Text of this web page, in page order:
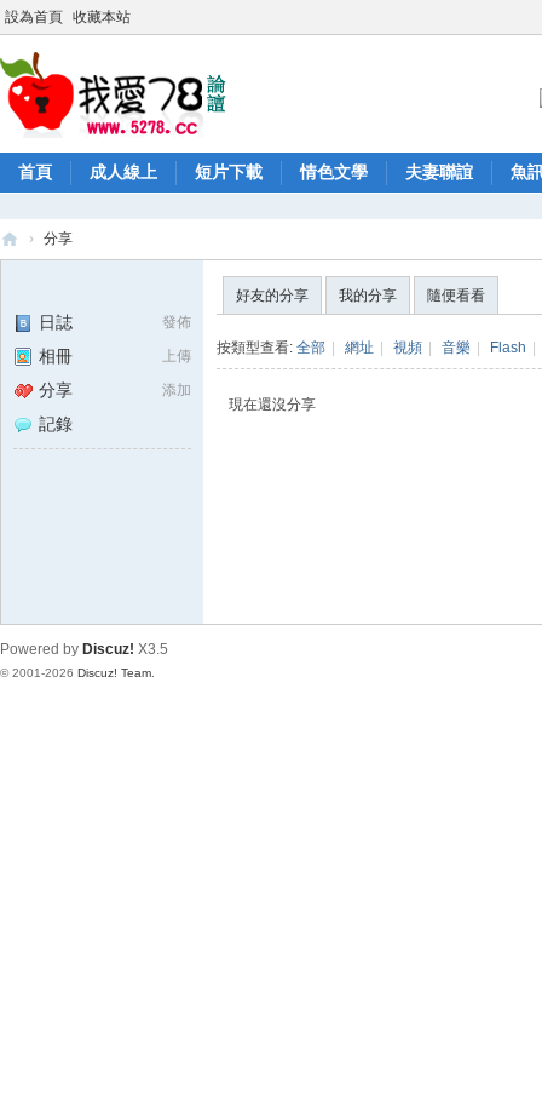
設為首頁 收藏本站
首頁 成人線上 短片下載 情色文學 夫妻聯誼 魚
78
論
78
論
› 分享
發佈
日誌
上傳
相冊
添加
分享
記錄
好友的分享 我的分享 隨便看看
按類型查看: 全部 網址 視頻 音樂 Flash
現在還沒分享
Powered by Discuz! X3.5
© 2001-2026 Discuz! Team